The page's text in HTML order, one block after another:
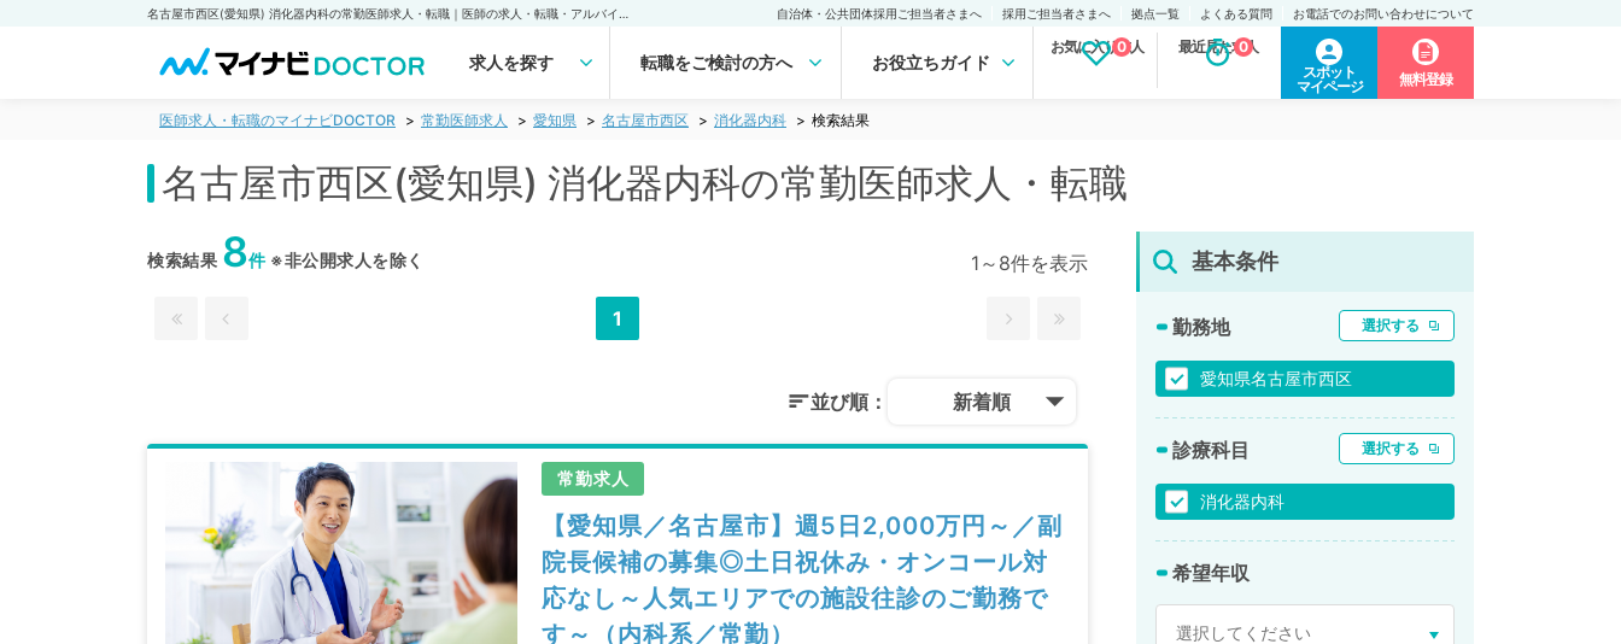
自治体・公共団体採用ご担当者さまへ 採用ご担当者さまへ 拠点一覧 よくある質問 お電話でのお問い合わせについて
求人を探す 転職をご検討の方へ お役立ちガイド
お気に入り求人
0 最近見た求人
0
スポット
マイページ
無料登録
医師求人・転職のマイナビDOCTOR 常勤医師求人 愛知県 名古屋市西区 消化器内科 検索結果
名古屋市西区(愛知県) 消化器内科の常勤医師求人・転職
検索結果 8件※非公開求人を除く 1～8件を表示
1
並び順： 新着順
常勤求人
【愛知県／名古屋市】週5日2,000万円～／副
院長候補の募集◎土日祝休み・オンコール対
応なし～人気エリアでの施設往診のご勤務で
す～（内科系／常勤）
基本条件
勤務地 選択する
愛知県名古屋市西区
診療科目 選択する
消化器内科
希望年収